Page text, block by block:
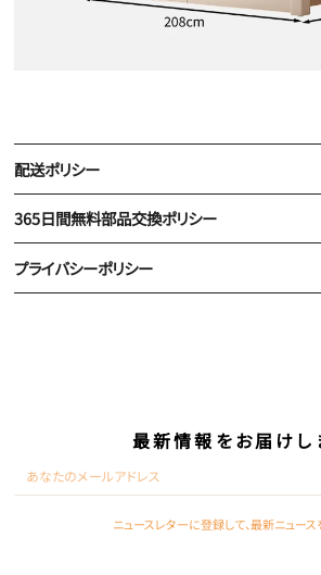
配送ポリシー
365日間無料部品交換ポリシー
プライバシーポリシー
最新情報をお届けし
ニュースレターに登録して、最新ニュー